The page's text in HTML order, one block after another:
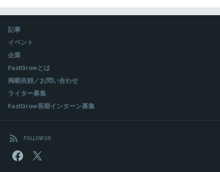
記事
イベント
企業
FastGrowとは
掲載依頼／お問い合わせ
ライター募集
FastGrow長期インターン募集
FOLLOW US